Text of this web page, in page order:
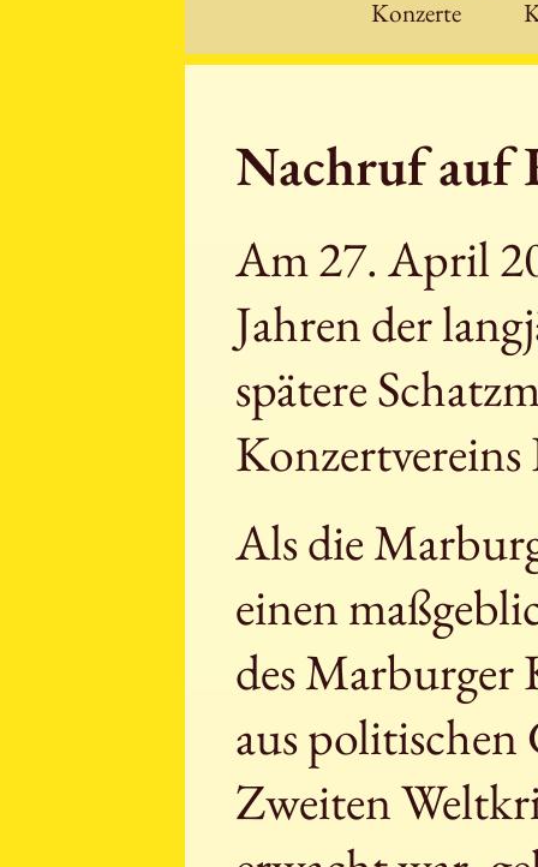
Konzerte
Nachruf auf
Am 27. April
Jahren der
spätere
Als die
einen
des Marburger
aus
Zweiten